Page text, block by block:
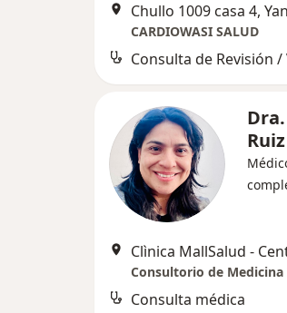
Chullo 1009 casa 4,
CARDIOWASI SALUD
Ruiz
Consultorio de
Consulta médica